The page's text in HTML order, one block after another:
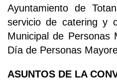
Ayuntamiento de
servicio de catering y
Municipal de Personas
Día de Personas
ASUNTOS DE LA